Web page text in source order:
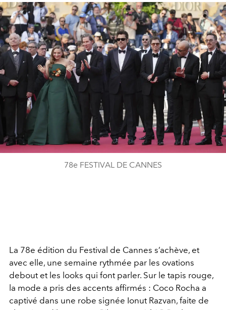
78e FESTIVAL DE CANNES
La 78e édition du Festival de Cannes s’achève, et
avec elle, une semaine rythmée par les ovations
debout et les looks qui font parler. Sur le tapis rouge,
la mode a pris des accents affirmés : Coco Rocha a
captivé dans une robe signée Ionut Razvan, faite de